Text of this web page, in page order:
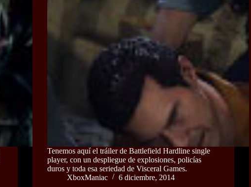
Tenemos aquí el tráiler de Battlefield Hardline single
player, con un despliegue de explosiones, policías
duros y toda esa seriedad de Visceral Games.
XboxManiac
6 diciembre, 2014